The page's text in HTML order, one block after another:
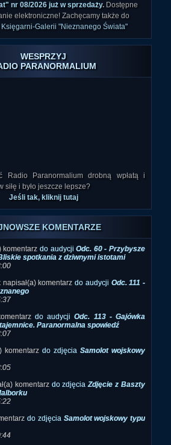
nr 08/2026 już w sprzedaży.Dostępne
elektroniczne! Zachęcamy także do
Księgarni-Galerii "Nieznanego Świata"
WESPRZYJ
PARANORMALIUM
Radio Paranormalium drobną wpłatą i
siłę i było jeszcze lepsze?
Jeśli tak, kliknij tutaj
KOMENTARZE
komentarz do audycjiOdc. 60 - Przybysze
spotkania z dziwnymi istotami
napisał(a) komentarz do audycji Odc. 111 -
do audycjiOdc. 113 - Gajówka
Paranormalna spowiedź
komentarz do zdjęcia Samolot wojskowy
komentarz do zdjęciaZdjęcie z Baszty
do zdjęcia Samolot wojskowy typu